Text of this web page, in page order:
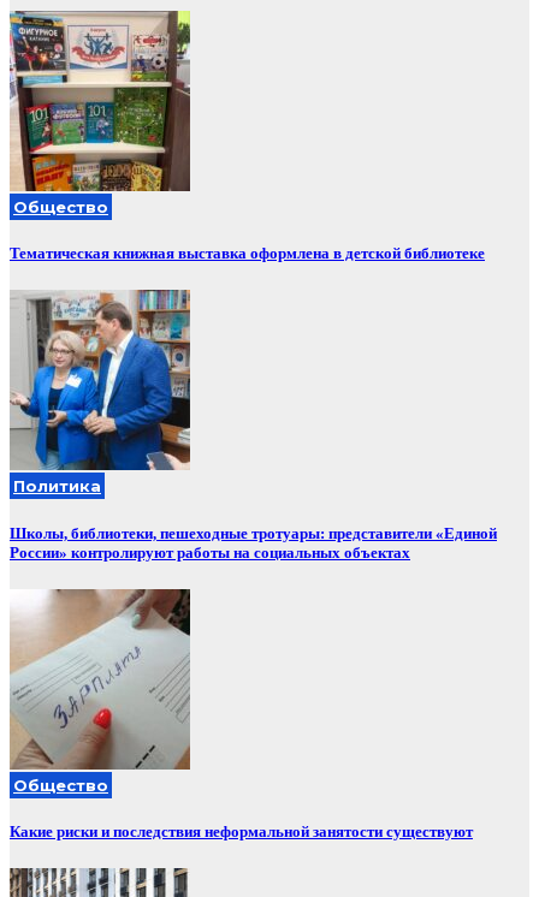
Общество
Тематическая книжная выставка оформлена в детской библиотеке
Политика
Школы, библиотеки, пешеходные тротуары: представители «Единой
России» контролируют работы на социальных объектах
Общество
Какие риски и последствия неформальной занятости существуют